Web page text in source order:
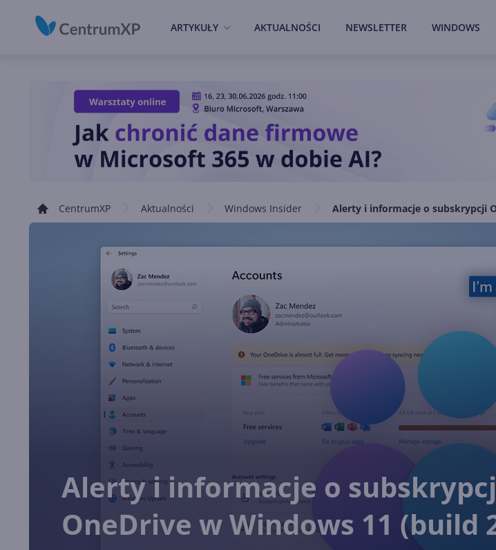
ARTYKUŁY AKTUALNOŚCI NEWSLETTER WINDOWS
CentrumXP Aktualności Windows Insider Alerty i informacje o subskrypcji
Alerty i informacje o
OneDrive w Windows 11 (build